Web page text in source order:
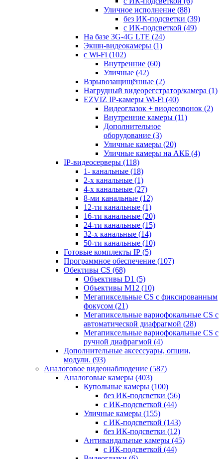
Уличное исполнение (88)
без ИК-подсветки (39)
с ИК-подсветкой (49)
На базе 3G-4G LTE (24)
Экшн-видеокамеры (1)
с Wi-Fi (102)
Внутренние (60)
Уличные (42)
Взрывозащищённые (2)
Нагрудный видеорегстратор/камера (1)
EZVIZ IP-камеры Wi-Fi (40)
Видеоглазок + виодеозвонок (2)
Внутренние камеры (11)
Дополнительное
оборудование (3)
Уличные камеры (20)
Уличные камеры на АКБ (4)
IP-видеосерверы (118)
1- канальные (18)
2-х канальные (1)
4-х канальные (27)
8-ми канальные (12)
12-ти канальные (1)
16-ти канальные (20)
24-ти канальные (15)
32-х канальные (14)
50-ти канальные (10)
Готовые комплекты IP (5)
Программное обеспечение (107)
Обективы CS (68)
Объективы D1 (5)
Объективы M12 (10)
Мегапиксельные CS c фиксированным
фокусом (21)
Мегапиксельные вариофокальные CS c
автоматической диафрагмой (28)
Мегапиксельные вариофокальные CS c
ручной диафрагмой (4)
Дополнительные аксессуары, опции,
модули. (93)
Аналоговое видеонаблюдение (587)
Аналоговые камеры (403)
Купольные камеры (100)
без ИК-подсветки (56)
с ИК-подсветкой (44)
Уличные камеры (155)
с ИК-подсветкой (143)
без ИК-подсветки (12)
Антивандальные камеры (45)
с ИК-подсветкой (44)